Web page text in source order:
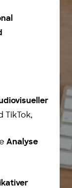
TikTok,
Analyse